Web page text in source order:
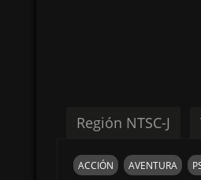
Región NTSC-J
ACCIÓN AVENTURA